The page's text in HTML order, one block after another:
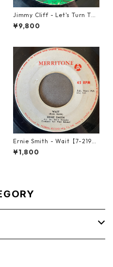
Jimmy Cliff - Let's Turn The
Table【7-21999】
¥9,800
Ernie Smith - Wait【7-2196
0】
¥1,800